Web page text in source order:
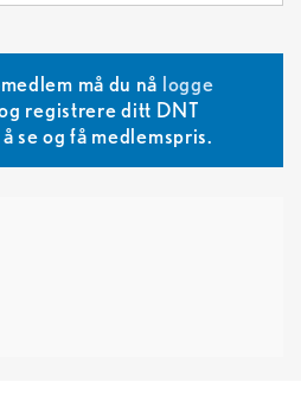
må du nå logge
registrere ditt DNT
se og få medlemspris.